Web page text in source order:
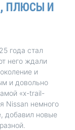
ПЛЮСЫ И
года стал
него ждали
и
и довольно
«x-trail-
Nissan немного
добавил новые